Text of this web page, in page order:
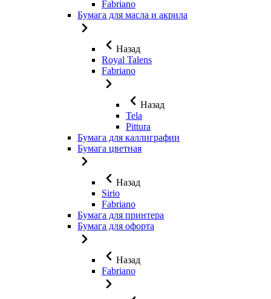
Fabriano
Бумага для масла и акрила
Назад
Royal Talens
Fabriano
Назад
Tela
Pittura
Бумага для каллиграфии
Бумага цветная
Назад
Sirio
Fabriano
Бумага для принтера
Бумага для офорта
Назад
Fabriano